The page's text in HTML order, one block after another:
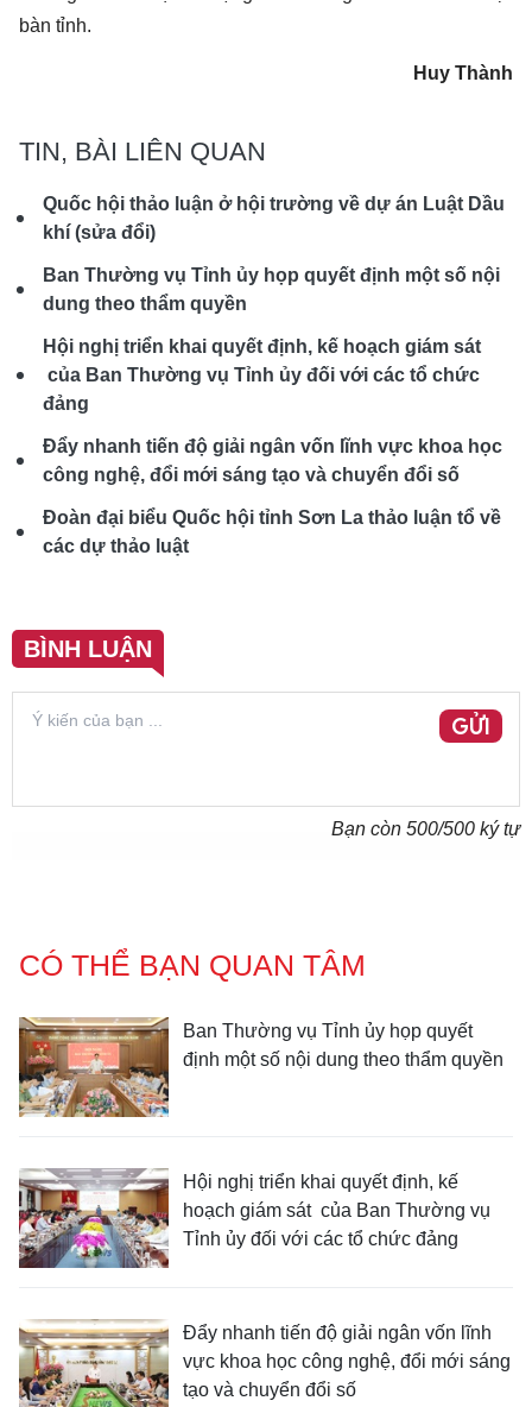
bàn tỉnh.
Huy Thành
TIN, BÀI LIÊN QUAN
Quốc hội thảo luận ở hội trường về dự án Luật Dầu
khí (sửa đổi)
Ban Thường vụ Tỉnh ủy họp quyết định một số nội
dung theo thẩm quyền
Hội nghị triển khai quyết định, kế hoạch giám sát
của Ban Thường vụ Tỉnh ủy đối với các tổ chức
đảng
Đẩy nhanh tiến độ giải ngân vốn lĩnh vực khoa học
công nghệ, đổi mới sáng tạo và chuyển đổi số
Đoàn đại biểu Quốc hội tỉnh Sơn La thảo luận tổ về
các dự thảo luật
BÌNH LUẬN
GỬI
Bạn còn 500/500 ký tự
CÓ THỂ BẠN QUAN TÂM
Ban Thường vụ Tỉnh ủy họp quyết
định một số nội dung theo thẩm quyền
Hội nghị triển khai quyết định, kế
hoạch giám sát của Ban Thường vụ
Tỉnh ủy đối với các tổ chức đảng
Đẩy nhanh tiến độ giải ngân vốn lĩnh
vực khoa học công nghệ, đổi mới sáng
tạo và chuyển đổi số